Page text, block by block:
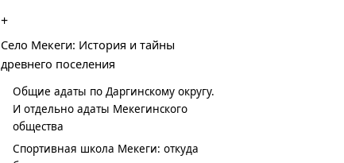
+
Село Мекеги: История и тайны
древнего поселения
Общие адаты по Даргинскому округу.
И отдельно адаты Мекегинского
общества
Спортивная школа Мекеги: откуда